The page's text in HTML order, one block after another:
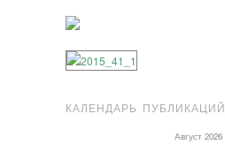
КАЛЕНДАРЬ ПУБЛИКАЦИЙ
Август 2026